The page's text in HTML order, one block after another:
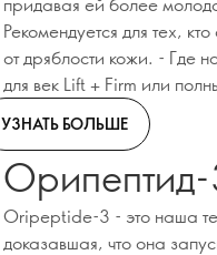
Рекомендуется для тех,
от дряблости кожи. - Где
для век Lift + Firm или
УЗНАТЬ БОЛЬШЕ
Oripeptide-3 - это наша
доказавшая, что она